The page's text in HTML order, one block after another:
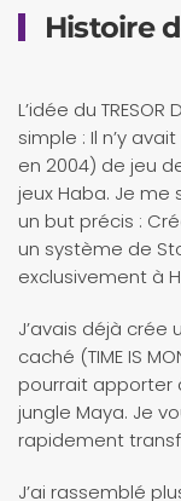
Histoire
L’idée du
simple : Il n’y
en 2004) de jeu
jeux Haba. Je me
un but précis :
un système de
exclusivement à
J’avais déjà crée
caché (TIME IS
pourrait apporter
jungle Maya. Je
rapidement
J’ai rassemblé